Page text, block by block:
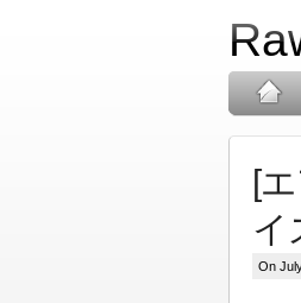
[
イ
On